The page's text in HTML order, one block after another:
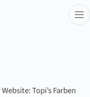
Topi’s Farben